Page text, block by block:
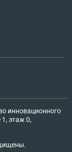
инновационного
этаж 0,